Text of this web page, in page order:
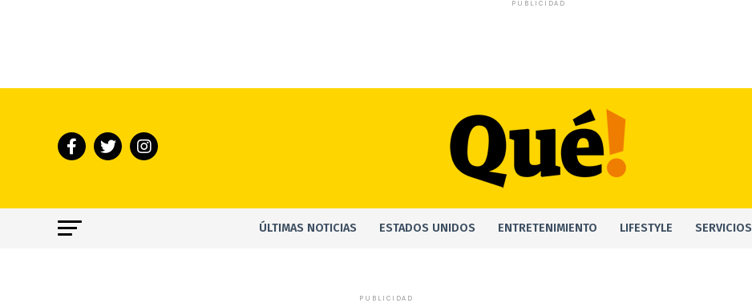
PUBLICIDAD
ÚLTIMAS NOTICIAS ESTADOS UNIDOS ENTRETENIMIENTO LIFESTYLE SERVICIOS
PUBLICIDAD